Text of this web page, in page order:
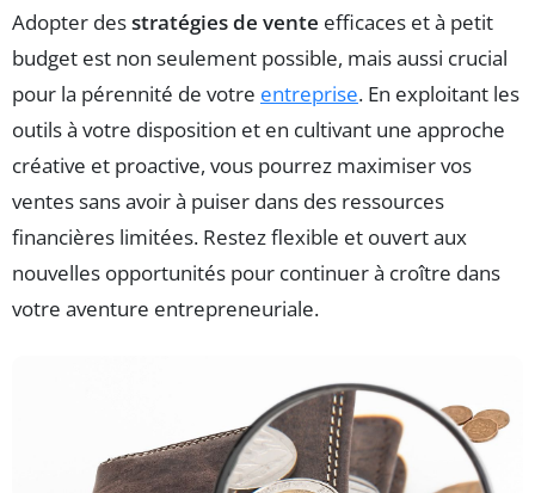
Adopter desstratégies de vente efficaces et à petit
budget est non seulement possible, mais aussi crucial
pour la pérennité de votre entreprise. En exploitant les
outils à votre disposition et en cultivant une approche
créative et proactive, vous pourrez maximiser vos
ventes sans avoir à puiser dans des ressources
financières limitées. Restez flexible et ouvert aux
nouvelles opportunités pour continuer à croître dans
votre aventure entrepreneuriale.